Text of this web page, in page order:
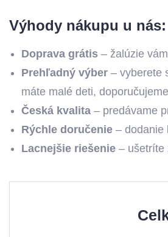
Výhody nákupu u nás:
Doprava grátis – žalúzie
Prehľadný výber – vyberete
máte malé deti,
Česká kvalita – predávame
Rýchle doručenie – dodanie
Lacnejšie riešenie – ušetríte